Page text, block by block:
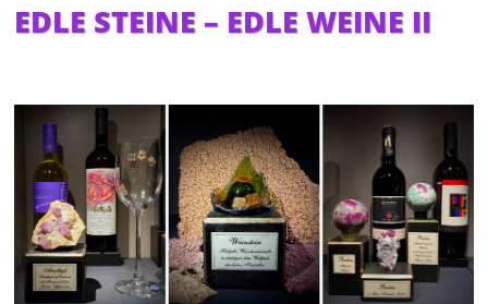
EDLE STEINE – EDLE WEINE II